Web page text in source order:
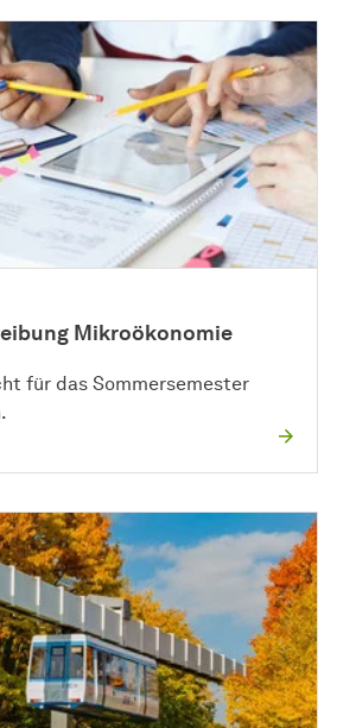
Mikroökonomie
für das Sommersemester